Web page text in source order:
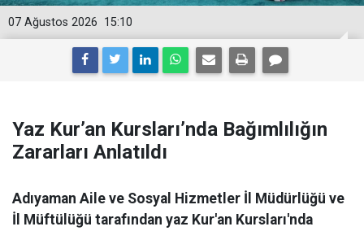
15:10
07 Ağustos 2026
Yaz Kur’an Kursları’nda Bağımlılığın
Zararları Anlatıldı
Adıyaman Aile ve Sosyal Hizmetler İl Müdürlüğü ve
İl Müftülüğü tarafından yaz Kur'an Kursları'nda